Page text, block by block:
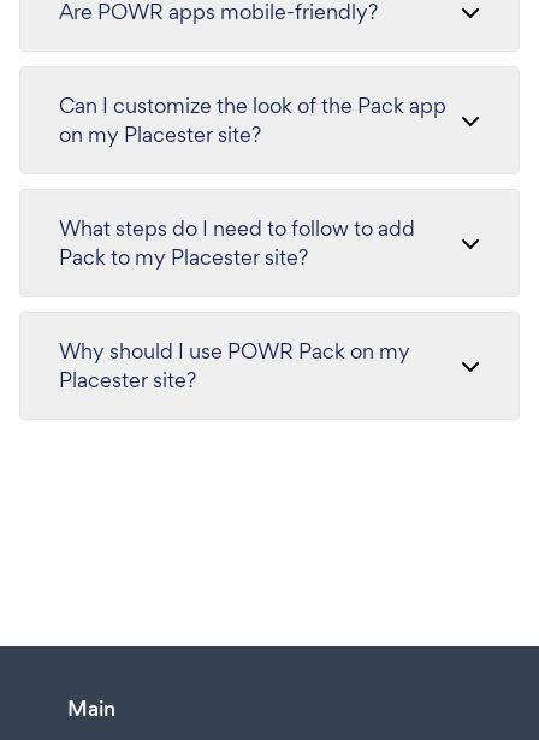
Are POWR apps mobile-friendly?
Can I customize the look of the Pack app
on my Placester site?
What steps do I need to follow to add
Pack to my Placester site?
Why should I use POWR Pack on my
Placester site?
Main